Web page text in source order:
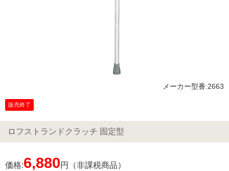
メーカー型番:2663
販売終了
ロフストランドクラッチ 固定型
価格:6,880円（非課税商品）